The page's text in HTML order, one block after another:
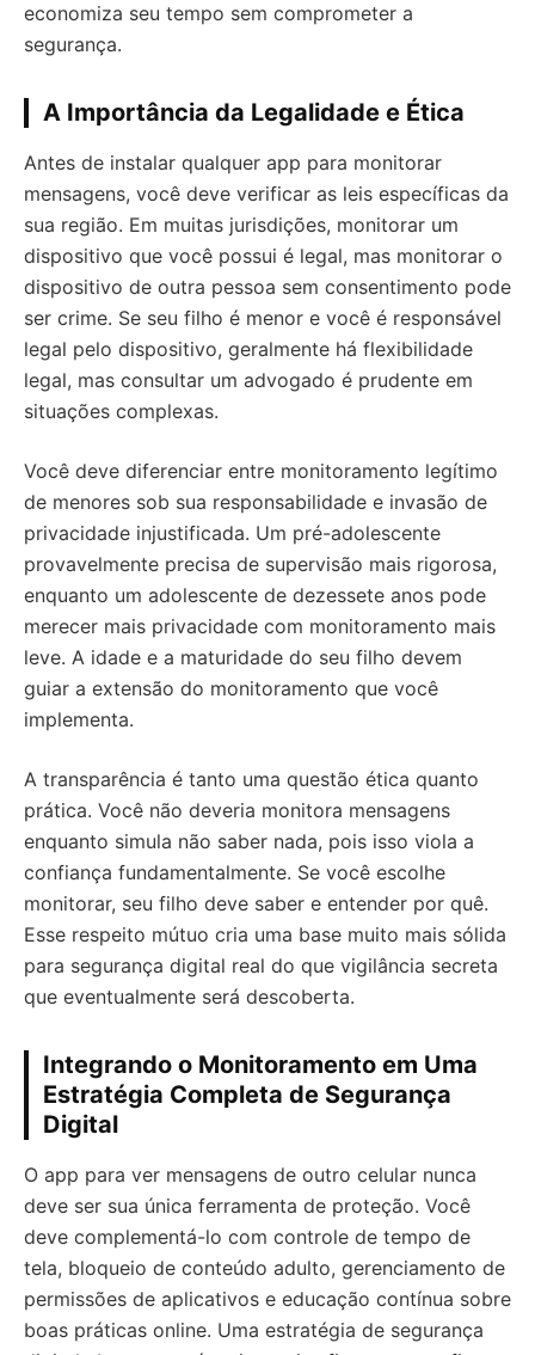
economiza seu tempo sem comprometer a
segurança.
A Importância da Legalidade e Ética
Antes de instalar qualquer app para monitorar
mensagens, você deve verificar as leis específicas da
sua região. Em muitas jurisdições, monitorar um
dispositivo que você possui é legal, mas monitorar o
dispositivo de outra pessoa sem consentimento pode
ser crime. Se seu filho é menor e você é responsável
legal pelo dispositivo, geralmente há flexibilidade
legal, mas consultar um advogado é prudente em
situações complexas.
Você deve diferenciar entre monitoramento legítimo
de menores sob sua responsabilidade e invasão de
privacidade injustificada. Um pré-adolescente
provavelmente precisa de supervisão mais rigorosa,
enquanto um adolescente de dezessete anos pode
merecer mais privacidade com monitoramento mais
leve. A idade e a maturidade do seu filho devem
guiar a extensão do monitoramento que você
implementa.
A transparência é tanto uma questão ética quanto
prática. Você não deveria monitora mensagens
enquanto simula não saber nada, pois isso viola a
confiança fundamentalmente. Se você escolhe
monitorar, seu filho deve saber e entender por quê.
Esse respeito mútuo cria uma base muito mais sólida
para segurança digital real do que vigilância secreta
que eventualmente será descoberta.
Integrando o Monitoramento em Uma
Estratégia Completa de Segurança
Digital
O app para ver mensagens de outro celular nunca
deve ser sua única ferramenta de proteção. Você
deve complementá-lo com controle de tempo de
tela, bloqueio de conteúdo adulto, gerenciamento de
permissões de aplicativos e educação contínua sobre
boas práticas online. Uma estratégia de segurança